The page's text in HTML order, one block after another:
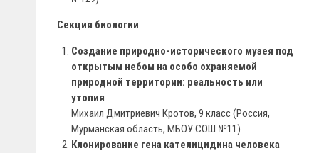
Секция биологии
Создание природно-исторического музея под
открытым небом на особо охраняемой
природной территории: реальность или
утопия
Михаил Дмитриевич Кротов, 9 класс (Россия,
Мурманская область, МБОУ СОШ №11)
Клонирование гена кателицидина человека